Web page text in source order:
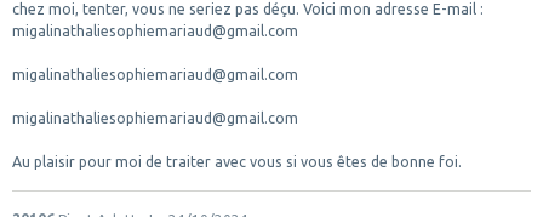
chez moi, tenter, vous ne seriez pas déçu. Voici mon adresse E-mail :
migalinathaliesophiemariaud@gmail.com
migalinathaliesophiemariaud@gmail.com
migalinathaliesophiemariaud@gmail.com
Au plaisir pour moi de traiter avec vous si vous êtes de bonne foi.